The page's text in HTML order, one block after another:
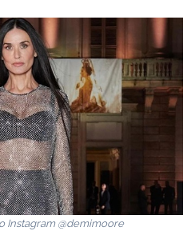
Instagram @demimoore